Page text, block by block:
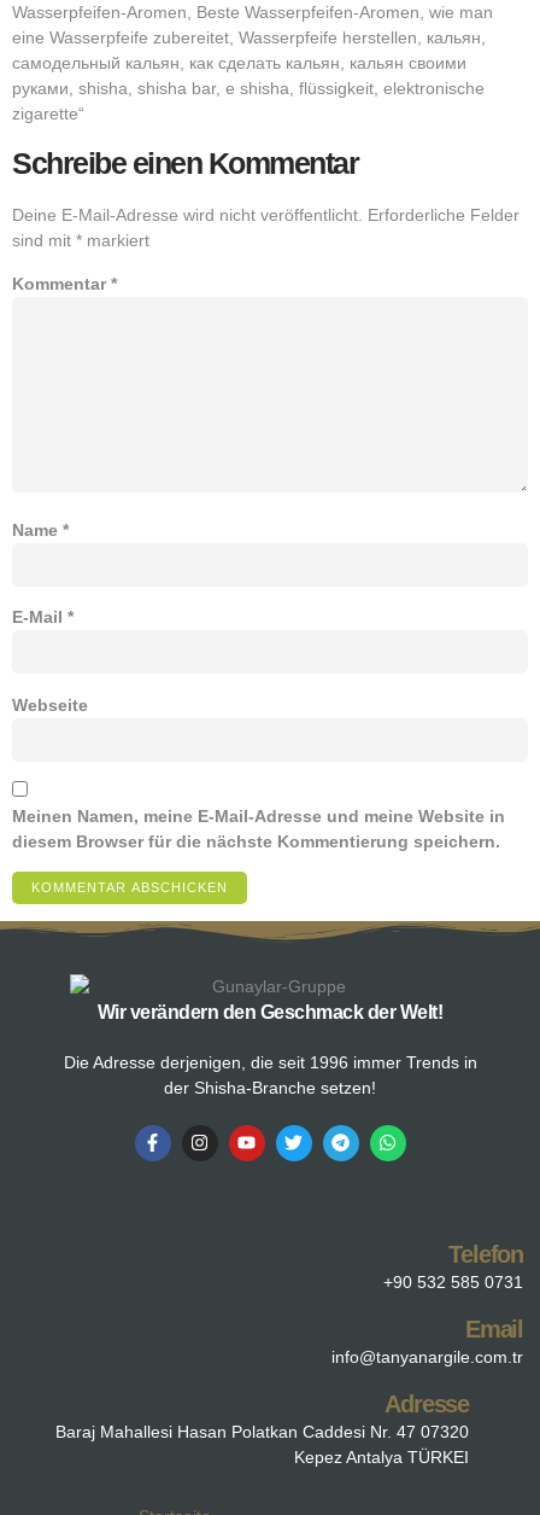
Wasserpfeifen-Aromen, Beste Wasserpfeifen-Aromen, wie man
eine Wasserpfeife zubereitet, Wasserpfeife herstellen, кальян,
самодельный кальян, как сделать кальян, кальян своими
руками, shisha, shisha bar, e shisha, flüssigkeit, elektronische
zigarette“
Schreibe einen Kommentar
Deine E-Mail-Adresse wird nicht veröffentlicht. Erforderliche Felder
sind mit * markiert
Kommentar*
Name *
E-Mail *
Webseite
Meinen Namen, meine E-Mail-Adresse und meine Website in
diesem Browser für die nächste Kommentierung speichern.
Wir verändern den Geschmack der Welt!
Die Adresse derjenigen, die seit 1996 immer Trends in
der Shisha-Branche setzen!
Telefon
+90 532 585 0731
Email
info@tanyanargile.com.tr
Adresse
Baraj Mahallesi Hasan Polatkan Caddesi Nr. 47 07320
Kepez Antalya TÜRKEI